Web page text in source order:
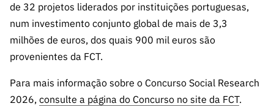
de 32 projetos liderados por instituições portuguesas,
num investimento conjunto global de mais de 3,3
milhões de euros, dos quais 900 mil euros são
provenientes da FCT.
Para mais informação sobre o Concurso Social Research
2026, consulte a página do Concurso no site da FCT.